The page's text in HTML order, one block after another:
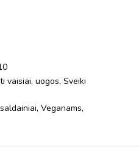
vaisiai, uogos, Sveiki
saldainiai, Veganams,